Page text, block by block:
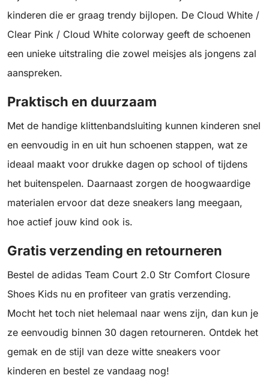
kinderen die er graag trendy bijlopen. De Cloud White /
Clear Pink / Cloud White colorway geeft de schoenen
een unieke uitstraling die zowel meisjes als jongens zal
aanspreken.
Praktisch en duurzaam
Met de handige klittenbandsluiting kunnen kinderen snel
en eenvoudig in en uit hun schoenen stappen, wat ze
ideaal maakt voor drukke dagen op school of tijdens
het buitenspelen. Daarnaast zorgen de hoogwaardige
materialen ervoor dat deze sneakers lang meegaan,
hoe actief jouw kind ook is.
Gratis verzending en retourneren
Bestel de adidas Team Court 2.0 Str Comfort Closure
Shoes Kids nu en profiteer van gratis verzending.
Mocht het toch niet helemaal naar wens zijn, dan kun je
ze eenvoudig binnen 30 dagen retourneren. Ontdek het
gemak en de stijl van deze witte sneakers voor
kinderen en bestel ze vandaag nog!